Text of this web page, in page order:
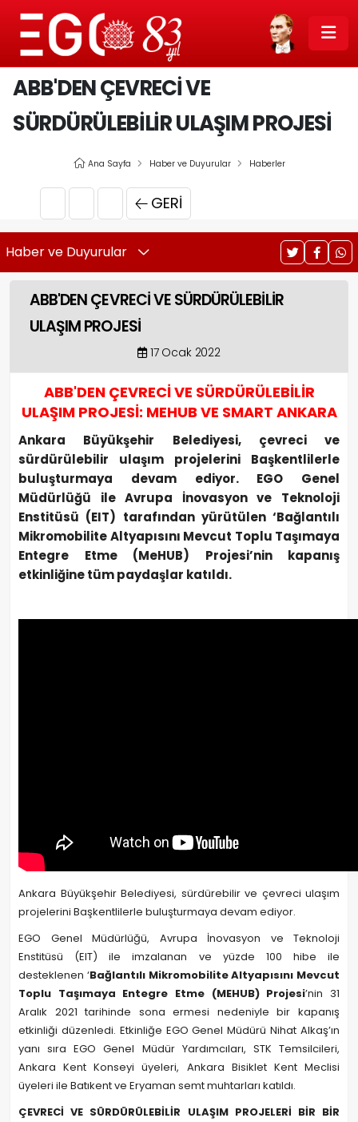
ABB'DEN ÇEVRECİ VE
SÜRDÜRÜLEBİLİR ULAŞIM PROJESİ
Ana Sayfa Haber ve Duyurular Haberler
GERI
Haber ve Duyurular
ABB'DEN ÇEVRECİ VE SÜRDÜRÜLEBİLİR
ULAŞIM PROJESİ
17 Ocak 2022
ABB'DEN ÇEVRECİ VE SÜRDÜRÜLEBİLİR
ULAŞIM PROJESİ: MEHUB VE SMART ANKARA
Ankara Büyükşehir Belediyesi, çevreci ve
sürdürülebilir ulaşım projelerini Başkentlilerle
buluşturmaya devam ediyor. EGO Genel
Müdürlüğü ile Avrupa İnovasyon ve Teknoloji
Enstitüsü (EIT) tarafından yürütülen ‘Bağlantılı
Mikromobilite Altyapısını Mevcut Toplu Taşımaya
Entegre Etme (MeHUB) Projesi’nin kapanış
etkinliğine tüm paydaşlar katıldı.
Ankara Büyükşehir Belediyesi, sürdürebilir ve çevreci ulaşım
projelerini Başkentlilerle buluşturmaya devam ediyor.
EGO Genel Müdürlüğü, Avrupa İnovasyon ve Teknoloji
Enstitüsü (EIT) ile imzalanan ve yüzde 100 hibe ile
desteklenen ‘Bağlantılı Mikromobilite Altyapısını Mevcut
Toplu Taşımaya Entegre Etme (MEHUB) Projesi’nin 31
Aralık 2021 tarihinde sona ermesi nedeniyle bir kapanış
etkinliği düzenledi. Etkinliğe EGO Genel Müdürü Nihat Alkaş’ın
yanı sıra EGO Genel Müdür Yardımcıları, STK Temsilcileri,
Ankara Kent Konseyi üyeleri, Ankara Bisiklet Kent Meclisi
üyeleri ile Batıkent ve Eryaman semt muhtarları katıldı.
ÇEVRECİ VE SÜRDÜRÜLEBİLİR ULAŞIM PROJELERİ BİR BİR